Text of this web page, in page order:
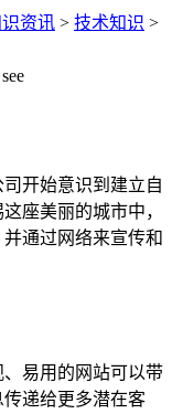
资讯 > 技术知识 >
开始意识到建立自
座美丽的城市中，
通过网络来宣传和
易用的网站可以带
递给更多潜在客